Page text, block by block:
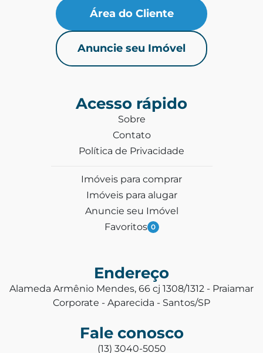
Área do Cliente
Anuncie seu Imóvel
Acesso rápido
Sobre
Contato
Política de Privacidade
Imóveis para comprar
Imóveis para alugar
Anuncie seu Imóvel
Favoritos 0
Endereço
Alameda Armênio Mendes, 66 cj 1308/1312 - Praiamar
Corporate - Aparecida - Santos/SP
Fale conosco
(13) 3040-5050